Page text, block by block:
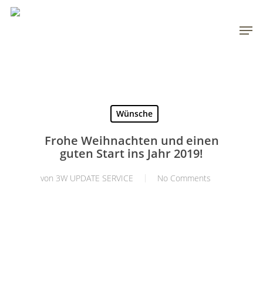
Skip
Wünsche
Frohe Weihnachten und einen
guten Start ins Jahr 2019!
von 3W UPDATE SERVICE No Comments